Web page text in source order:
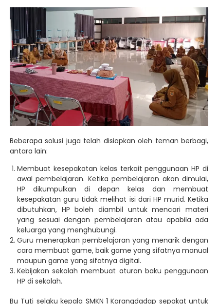
Beberapa solusi juga telah disiapkan oleh teman berbagi,
antara lain:
Membuat kesepakatan kelas terkait penggunaan HP di
awal pembelajaran. Ketika pembelajaran akan dimulai,
HP dikumpulkan di depan kelas dan membuat
kesepakatan guru tidak melihat isi dari HP murid. Ketika
dibutuhkan, HP boleh diambil untuk mencari materi
yang sesuai dengan pembelajaran atau apabila ada
keluarga yang menghubungi.
Guru menerapkan pembelajaran yang menarik dengan
cara membuat game, baik game yang sifatnya manual
maupun game yang sifatnya digital.
Kebijakan sekolah membuat aturan baku penggunaan
HP di sekolah.
Bu Tuti selaku kepala SMKN 1 Karangdadap sepakat untuk